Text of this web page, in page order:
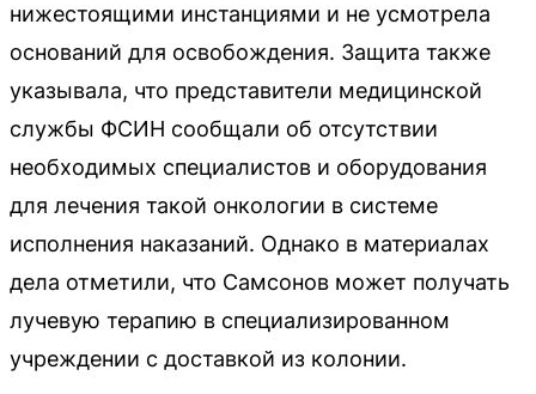
нижестоящими инстанциями и не усмотрела
оснований для освобождения. Защита также
указывала, что представители медицинской
службы ФСИН сообщали об отсутствии
необходимых специалистов и оборудования
для лечения такой онкологии в системе
исполнения наказаний. Однако в материалах
дела отметили, что Самсонов может получать
лучевую терапию в специализированном
учреждении с доставкой из колонии.